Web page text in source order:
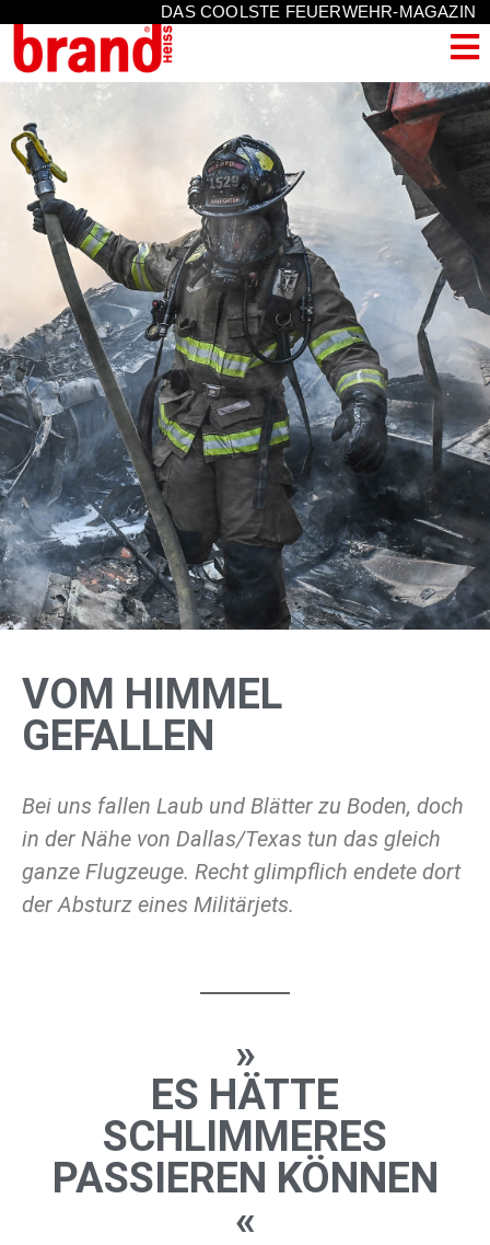
DAS COOLSTE FEUERWEHR-MAGAZIN
VOM HIMMEL
GEFALLEN
Bei uns fallen Laub und Blätter zu Boden, doch
in der Nähe von Dallas/Texas tun das gleich
ganze Flugzeuge. Recht glimpflich endete dort
der Absturz eines Militärjets.
»
ES HÄTTE
SCHLIMMERES
PASSIEREN KÖNNEN
«